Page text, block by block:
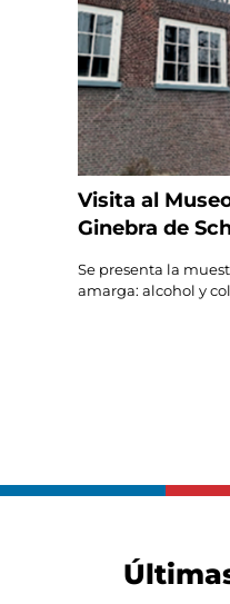
Visita al
Ginebra de
Se presenta la
amarga: alcohol y